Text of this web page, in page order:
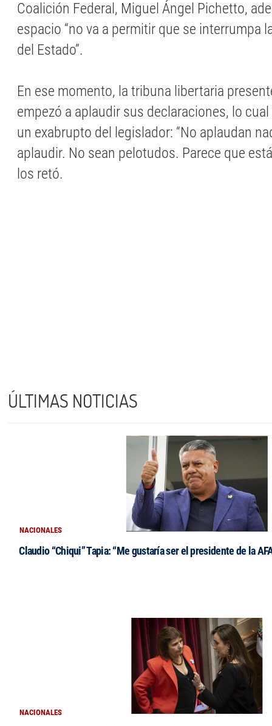
Coalición Federal, Miguel Ángel Pichetto,
espacio “no va a permitir que se interrumpa
del Estado”.
En ese momento, la tribuna libertaria
empezó a aplaudir sus declaraciones, lo
un exabrupto del legislador: “No aplaudan
aplaudir. No sean pelotudos. Parece que
los retó.
ÚLTIMAS NOTICIAS
NACIONALES
Claudio “Chiqui” Tapia: “Me gustaría ser el presidente de la
NACIONALES